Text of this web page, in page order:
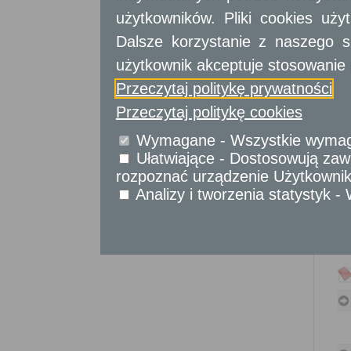
Sprawy obywatelskie
Urząd Stanu Cywilnego
Usługi
dla przedsiębiorców
Usługidla instytucji,
urzędów
użytkowników. Pliki cookies
Dalsze korzystanie z naszego
użytkownik akceptuje stosowanie
Przeczytaj politykę prywatności
Przeczytaj politykę cookies
Wymagane - Wszystkie
Ułatwiające - Dostosowują
rozpoznać urządzenie
Analizy i tworzenia statystyk -